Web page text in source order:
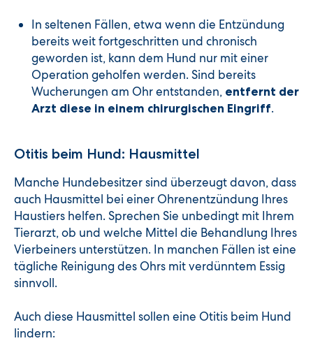
In seltenen Fällen, etwa wenn die Entzündung
bereits weit fortgeschritten und chronisch
geworden ist, kann dem Hund nur mit einer
Operation geholfen werden. Sind bereits
Wucherungen am Ohr entstanden, entfernt der
Arzt diese in einem chirurgischen Eingriff.
Otitis beim Hund: Hausmittel
Manche Hundebesitzer sind überzeugt davon, dass
auch Hausmittel bei einer Ohrenentzündung Ihres
Haustiers helfen. Sprechen Sie unbedingt mit Ihrem
Tierarzt, ob und welche Mittel die Behandlung Ihres
Vierbeiners unterstützen. In manchen Fällen ist eine
tägliche Reinigung des Ohrs mit verdünntem Essig
sinnvoll.
Auch diese Hausmittel sollen eine Otitis beim Hund
lindern: